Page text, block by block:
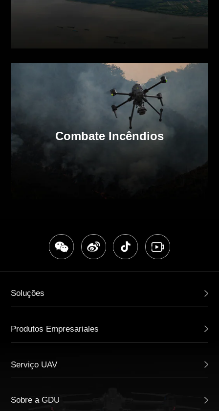
Combate Incêndios
Soluções
Produtos Empresariales
Serviço UAV
Sobre a GDU